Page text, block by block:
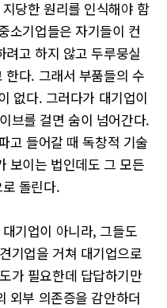
당한 원리를 인식해야 함
소기업들은 자기들이 컨
고 하지 않고 두루뭉실
다. 그래서 부품들의 수
없다. 그러다가 대기업이
브를 걸면 숨이 넘어간다.
고 들어갈 때 독창적 기술
보이는 법인데도 그 모든
돌린다.
기업이 아니라, 그들도
기업을 거쳐 대기업으로
가 필요한데 답답하기만
외부 의존증을 감안하더